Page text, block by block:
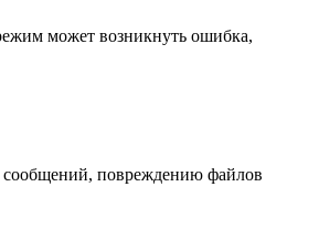
может возникнуть ошибка,
сообщений, повреждению файлов